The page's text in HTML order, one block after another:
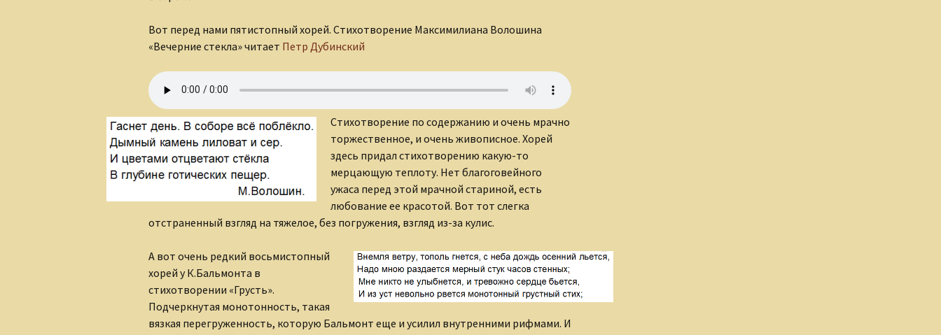
Вот перед нами пятистопный хорей. Стихотворение Максимилиана Волошина
«Вечерние стекла» читает Петр Дубинский
Стихотворение по содержанию и очень мрачно
торжественное, и очень живописное. Хорей
здесь придал стихотворению какую-то
мерцающую теплоту. Нет благоговейного
ужаса перед этой мрачной стариной, есть
любование ее красотой. Вот тот слегка
отстраненный взгляд на тяжелое, без погружения, взгляд из-за кулис.
А вот очень редкий восьмистопный
хорей у К.Бальмонта в
стихотворении «Грусть».
Подчеркнутая монотонность, такая
вязкая перегруженность, которую Бальмонт еще и усилил внутренними рифмами. И